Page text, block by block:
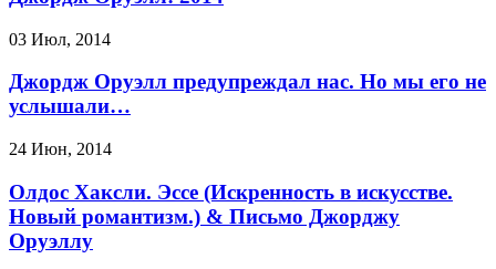
03 Июл, 2014
Джордж Оруэлл предупреждал нас. Но мы его не
услышали…
24 Июн, 2014
Олдос Хаксли. Эссе (Искренность в искусстве.
Новый романтизм.) & Письмо Джорджу
Оруэллу